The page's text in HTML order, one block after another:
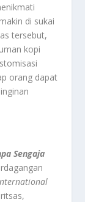
di sukai
tersebut,
kopi
orang dapat
Sengaja